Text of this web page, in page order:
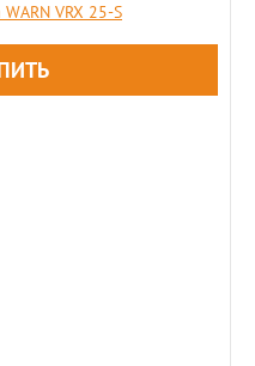
VRX 25-S